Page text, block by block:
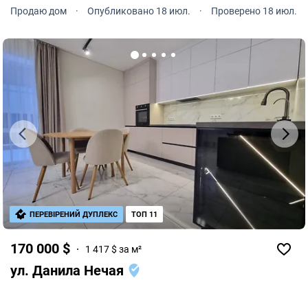
Продаю дом · Опубликовано 18 июл. · Проверено 18 июл.
170 000 $ 1 417 $ за м²
ул. Данила Нечая
ПЕРЕВІРЕНИЙ ДУПЛЕКС ТОП 11